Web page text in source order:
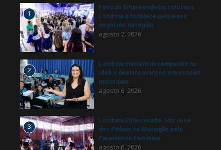
1
Feira do Empreendedor retorna a
Londrina e fortalece pequenos
negócios na região
agosto 7, 2026
2
Londrina mantém desempenho no
Ideb e destaca avanços em escolas
municipais
agosto 6, 2026
3
Londrina Vôlei recebe São José
dos Pinhais no Moringão pelo
Paranaense Feminino
agosto 6, 2026